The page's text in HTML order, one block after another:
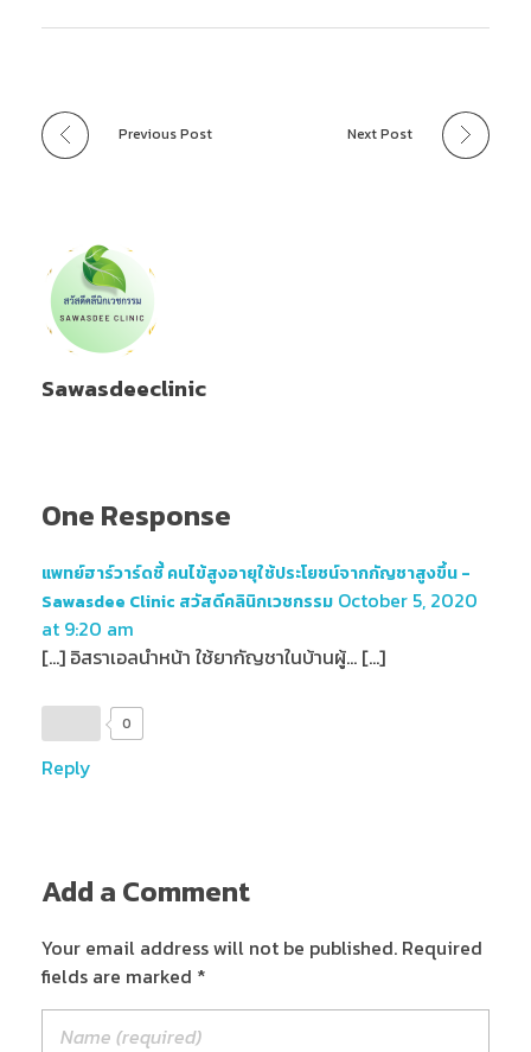
Previous Post Next Post
Sawasdeeclinic
One Response
แพทย์ฮาร์วาร์ดชี้ คนไข้สูงอายุใช้ประโยชน์จากกัญชาสูงขึ้น -
Sawasdee Clinic สวัสดีคลินิกเวชกรรม October 5, 2020
at 9:20 am
[…] อิสราเอลนำหน้า ใช้ยากัญชาในบ้านผู้… […]
0
Reply
Add a Comment
Your email address will not be published. Required
fields are marked *